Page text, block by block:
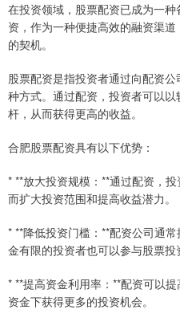
在投资领域，股票配资已成为一
资，作为一种便捷高效的融资渠
的契机。
股票配资是指投资者通过向配资
种方式。通过配资，投资者可以
杆，从而获得更高的收益。
合肥股票配资具有以下优势：
* **放大投资规模：**通过配资，
而扩大投资范围和提高收益潜力。
* **降低投资门槛：**配资公司通
金有限的投资者也可以参与股票投
* **提高资金利用率：**配资可以
资金下获得更多的投资机会。